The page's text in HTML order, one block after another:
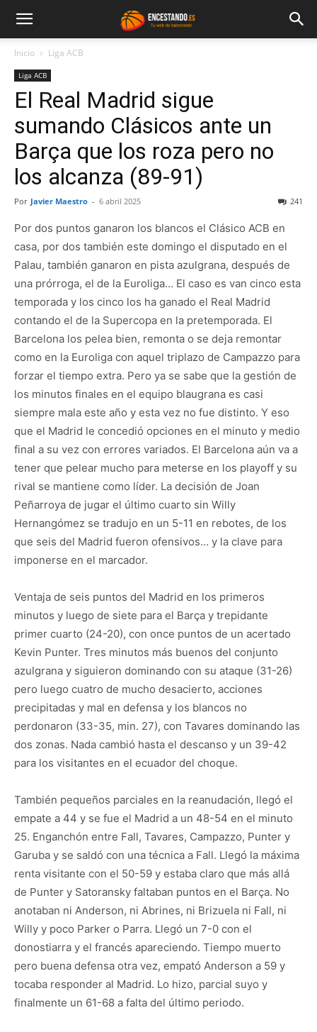
Inicio Liga ACB
Liga ACB
El Real Madrid sigue
sumando Clásicos ante un
Barça que los roza pero no
los alcanza (89-91)
Por Javier Maestro - 6 abril 2025 241
Por dos puntos ganaron los blancos el Clásico ACB en
casa, por dos también este domingo el disputado en el
Palau, también ganaron en pista azulgrana, después de
una prórroga, el de la Euroliga… El caso es van cinco esta
temporada y los cinco los ha ganado el Real Madrid
contando el de la Supercopa en la pretemporada. El
Barcelona los pelea bien, remonta o se deja remontar
como en la Euroliga con aquel triplazo de Campazzo para
forzar el tiempo extra. Pero ya se sabe que la gestión de
los minutos finales en el equipo blaugrana es casi
siempre mala este año y esta vez no fue distinto. Y eso
que el Madrid le concedió opciones en el minuto y medio
final a su vez con errores variados. El Barcelona aún va a
tener que pelear mucho para meterse en los playoff y su
rival se mantiene como líder. La decisión de Joan
Peñarroya de jugar el último cuarto sin Willy
Hernangómez se tradujo en un 5-11 en rebotes, de los
que seis del Madrid fueron ofensivos… y la clave para
imponerse en el marcador.
Ventaja de seis puntos del Madrid en los primeros
minutos y luego de siete para el Barça y trepidante
primer cuarto (24-20), con once puntos de un acertado
Kevin Punter. Tres minutos más buenos del conjunto
azulgrana y siguieron dominando con su ataque (31-26)
pero luego cuatro de mucho desacierto, acciones
precipitadas y mal en defensa y los blancos no
perdonaron (33-35, min. 27), con Tavares dominando las
dos zonas. Nada cambió hasta el descanso y un 39-42
para los visitantes en el ecuador del choque.
También pequeños parciales en la reanudación, llegó el
empate a 44 y se fue el Madrid a un 48-54 en el minuto
25. Enganchón entre Fall, Tavares, Campazzo, Punter y
Garuba y se saldó con una técnica a Fall. Llegó la máxima
renta visitante con el 50-59 y estaba claro que más allá
de Punter y Satoransky faltaban puntos en el Barça. No
anotaban ni Anderson, ni Abrines, ni Brizuela ni Fall, ni
Willy y poco Parker o Parra. Llegó un 7-0 con el
donostiarra y el francés apareciendo. Tiempo muerto
pero buena defensa otra vez, empató Anderson a 59 y
tocaba responder al Madrid. Lo hizo, parcial suyo y
finalmente un 61-68 a falta del último periodo.